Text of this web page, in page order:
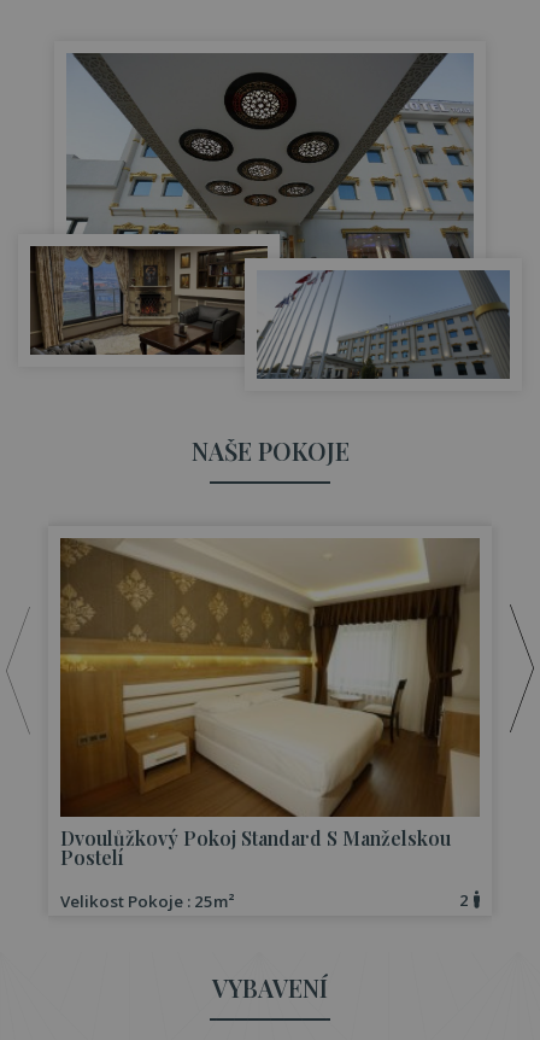
NAŠE POKOJE
Dvoulůžkový Pokoj Standard S Manželskou
Postelí
Velikost Pokoje : 25m² 2
VYBAVENÍ